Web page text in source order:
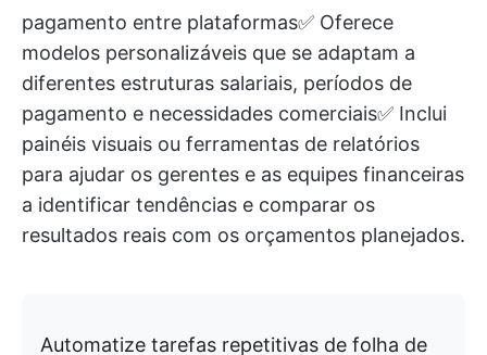
pagamento entre plataformas✅ Oferece
modelos personalizáveis que se adaptam a
diferentes estruturas salariais, períodos de
pagamento e necessidades comerciais✅ Inclui
painéis visuais ou ferramentas de relatórios
para ajudar os gerentes e as equipes financeiras
a identificar tendências e comparar os
resultados reais com os orçamentos planejados.
Automatize tarefas repetitivas de folha de